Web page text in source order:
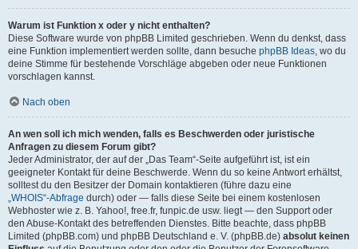
Warum ist Funktion x oder y nicht enthalten?
Diese Software wurde von phpBB Limited geschrieben. Wenn du denkst, dass
eine Funktion implementiert werden sollte, dann besuche phpBB Ideas, wo du
deine Stimme für bestehende Vorschläge abgeben oder neue Funktionen
vorschlagen kannst.
Nach oben
An wen soll ich mich wenden, falls es Beschwerden oder juristische
Anfragen zu diesem Forum gibt?
Jeder Administrator, der auf der „Das Team“-Seite aufgeführt ist, ist ein
geeigneter Kontakt für deine Beschwerde. Wenn du so keine Antwort erhältst,
solltest du den Besitzer der Domain kontaktieren (führe dazu eine
„WHOIS“-Abfrage durch) oder — falls diese Seite bei einem kostenlosen
Webhoster wie z. B. Yahoo!, free.fr, funpic.de usw. liegt — den Support oder
den Abuse-Kontakt des betreffenden Dienstes. Bitte beachte, dass phpBB
Limited (phpBB.com) und phpBB Deutschland e. V. (phpBB.de) absolut keinen